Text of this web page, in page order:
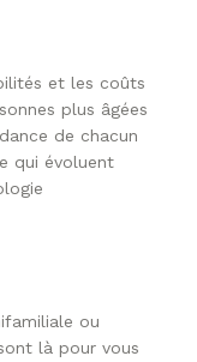
et les coûts
plus âgées
de chacun
qui évoluent
ou
là pour vous